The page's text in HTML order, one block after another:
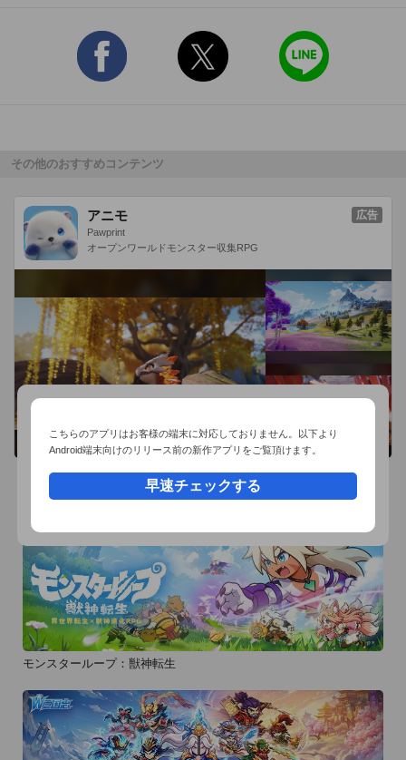
その他のおすすめコンテンツ
アニモ
Pawprint
オープンワールドモンスター収集RPG
広告
モンスターループ：獣神転生
こちらのアプリはお客様の端末に対応しておりません。以下より
Android端末向けのリリース前の新作アプリをご覧頂けます。
早速チェックする